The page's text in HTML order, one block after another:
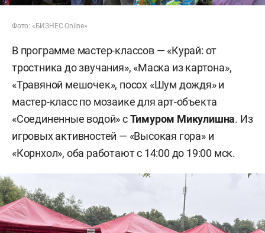
Фото: «БИЗНЕС Online»
В программе мастер-классов — «Курай: от
тростника до звучания», «Маска из картона»,
«Травяной мешочек», посох «Шум дождя» и
мастер-класс по мозаике для арт-объекта
«Соединенные водой» сТимуром Микулишна. Из
игровых активностей — «Высокая гора» и
«Корнхол», оба работают с 14:00 до 19:00 мск.